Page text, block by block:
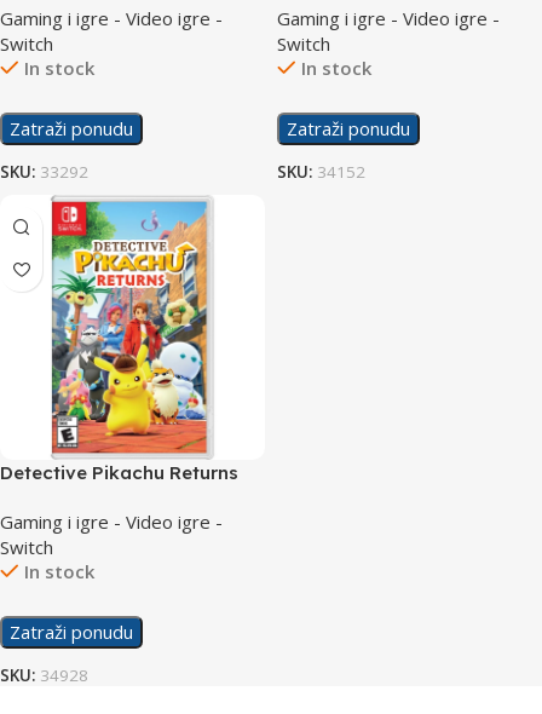
Gaming i igre - Video igre -
Switch
In stock
Zatraži ponudu
SKU: 33292
Gaming i igre - Video igre -
Switch
In stock
Zatraži ponudu
SKU: 34152
Detective Pikachu Returns
Gaming i igre - Video igre -
Switch
In stock
Zatraži ponudu
SKU: 34928